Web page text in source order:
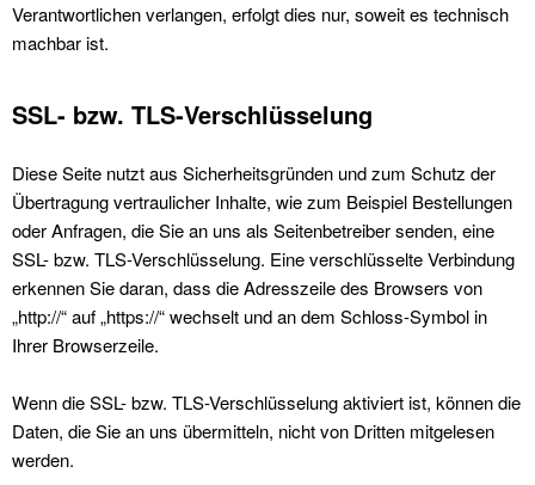
Verantwortlichen verlangen, erfolgt dies nur, soweit es technisch
machbar ist.
SSL- bzw. TLS-Verschlüsselung
Diese Seite nutzt aus Sicherheitsgründen und zum Schutz der
Übertragung vertraulicher Inhalte, wie zum Beispiel Bestellungen
oder Anfragen, die Sie an uns als Seitenbetreiber senden, eine
SSL- bzw. TLS-Verschlüsselung. Eine verschlüsselte Verbindung
erkennen Sie daran, dass die Adresszeile des Browsers von
„http://“ auf „https://“ wechselt und an dem Schloss-Symbol in
Ihrer Browserzeile.
Wenn die SSL- bzw. TLS-Verschlüsselung aktiviert ist, können die
Daten, die Sie an uns übermitteln, nicht von Dritten mitgelesen
werden.